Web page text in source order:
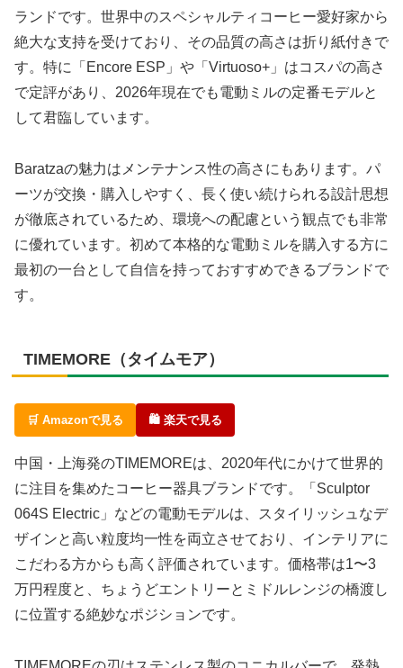
ランドです。世界中のスペシャルティコーヒー愛好家から
絶大な支持を受けており、その品質の高さは折り紙付きで
す。特に「Encore ESP」や「Virtuoso+」はコスパの高さ
で定評があり、2026年現在でも電動ミルの定番モデルと
して君臨しています。
Baratzaの魅力はメンテナンス性の高さにもあります。パ
ーツが交換・購入しやすく、長く使い続けられる設計思想
が徹底されているため、環境への配慮という観点でも非常
に優れています。初めて本格的な電動ミルを購入する方に
最初の一台として自信を持っておすすめできるブランドで
す。
TIMEMORE（タイムモア）
🛒 Amazonで見る 🛍 楽天で見る
中国・上海発のTIMEMOREは、2020年代にかけて世界的
に注目を集めたコーヒー器具ブランドです。「Sculptor
064S Electric」などの電動モデルは、スタイリッシュなデ
ザインと高い粒度均一性を両立させており、インテリアに
こだわる方からも高く評価されています。価格帯は1〜3
万円程度と、ちょうどエントリーとミドルレンジの橋渡し
に位置する絶妙なポジションです。